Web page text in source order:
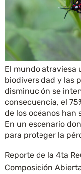
El mundo atraviesa
biodiversidad y las
disminución se
consecuencia, el
de los océanos han
En un escenario
para proteger la
Reporte de la 4ta
Composición